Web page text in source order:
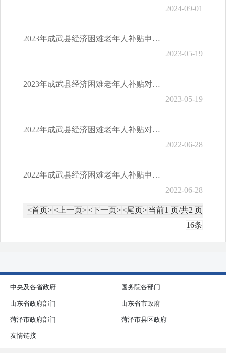
2024-09-01
2023年成武县经济困难老年人补贴申报指南
2023-05-19
2023年成武县经济困难老年人补贴对象认定条件
2023-05-19
2022年成武县经济困难老年人补贴对象认定条件
2022-06-28
2022年成武县经济困难老年人补贴申报指南
2022-06-28
<首页><上一页><下一页><尾页>当前1 页/共2 页
16条
中央及各省政府 国务院各部门
山东省政府部门 山东省市政府
菏泽市政府部门 菏泽市县区政府
友情链接